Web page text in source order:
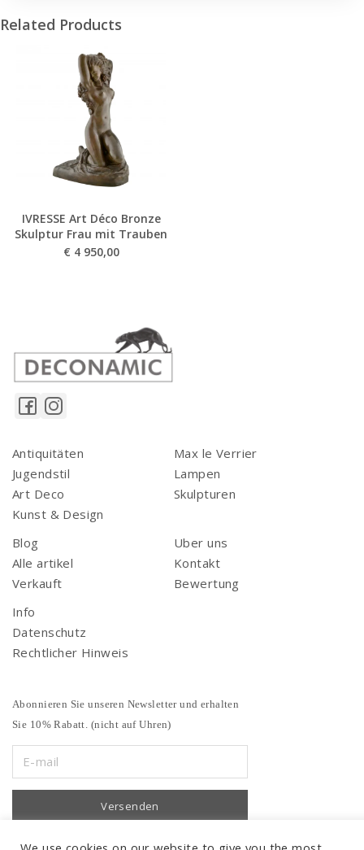
Related Products
IVRESSE Art Déco Bronze
Skulptur Frau mit Trauben
€ 4 950,00
Antiquitäten
Jugendstil
Art Deco
Kunst & Design
Max le Verrier
Lampen
Skulpturen
Blog
Alle artikel
Verkauft
Uber uns
Kontakt
Bewertung
Info
Datenschutz
Rechtlicher Hinweis
Abonnieren Sie unseren Newsletter und erhalten
Sie 10% Rabatt. (nicht auf Uhren)